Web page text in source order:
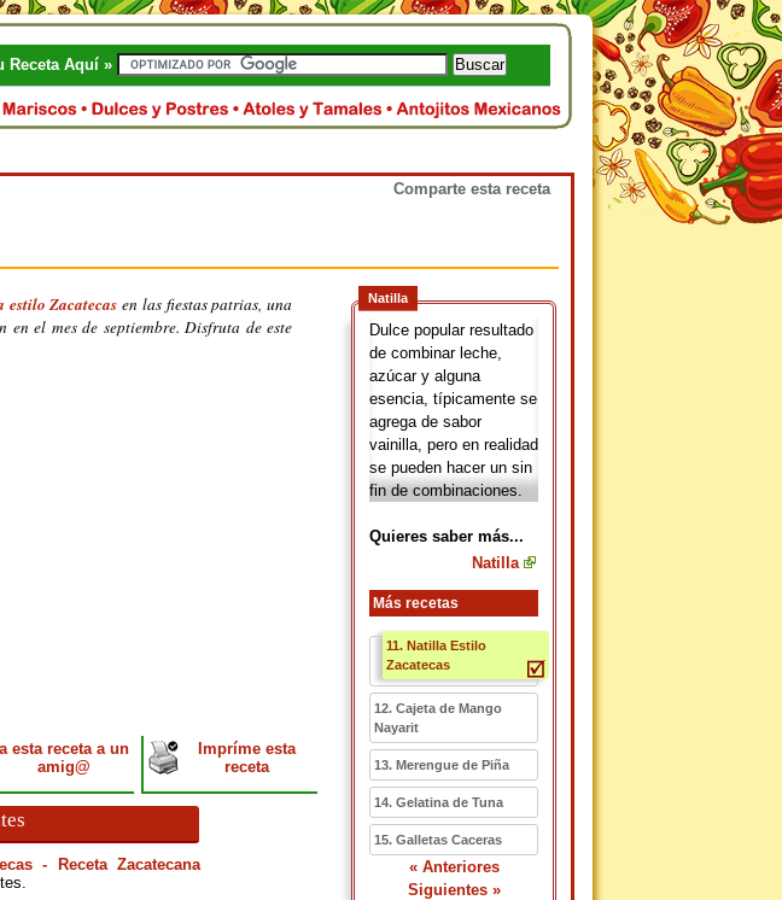
Receta Aquí »
Zacatecas en las fiestas patrias, una
el mes de septiembre. Disfruta de este
Natilla
Dulce popular resultado
de combinar leche,
azúcar y alguna
esencia, típicamente se
agrega de sabor
vainilla, pero en realidad
se pueden hacer un sin
fin de combinaciones.
Quieres saber más...
Natilla
Más recetas
11. Natilla Estilo
Zacatecas
12. Cajeta de Mango
Nayarit
13. Merengue de Piña
14. Gelatina de Tuna
15. Galletas Caceras
« Anteriores
Siguientes »
esta receta a un
amig@
Impríme esta
receta
- Receta Zacatecana
Comparte esta receta